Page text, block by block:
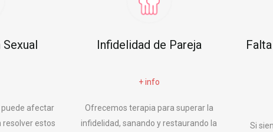
puede afectar
resolver estos
Infidelidad de Pareja
+ info
Ofrecemos terapia para superar la
infidelidad, sanando y restaurando la
Si